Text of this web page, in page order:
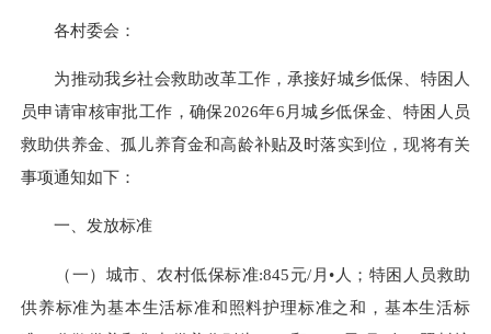
各村委会：
为推动我乡社会救助改革工作，承接好城乡低保、特困人
员申请审核审批工作，确保2026年6月城乡低保金、特困人员
救助供养金、孤儿养育金和高龄补贴及时落实到位，现将有关
事项通知如下：
一、发放标准
（一）城市、农村低保标准:845元/月•人；特困人员救助
供养标准为基本生活标准和照料护理标准之和，基本生活标